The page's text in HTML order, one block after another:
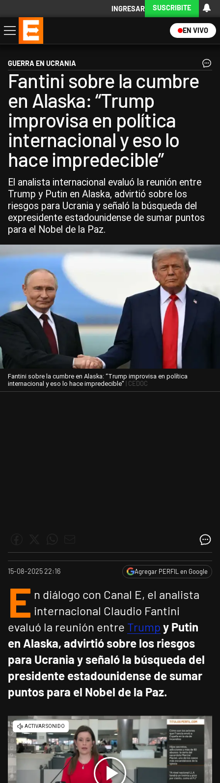
INGRESAR SUSCRIBITE
EN VIVO
Economía
Política
Internacional
Actualidad
Descargá la App
GUERRA EN UCRANIA
Fantini sobre la cumbre
en Alaska: “Trump
improvisa en política
internacional y eso lo
hace impredecible”
El analista internacional evaluó la reunión entre
Trump y Putin en Alaska, advirtió sobre los
riesgos para Ucrania y señaló la búsqueda del
expresidente estadounidense de sumar puntos
para el Nobel de la Paz.
Fantini sobre la cumbre en Alaska: “Trump improvisa en política
internacional y eso lo hace impredecible” | CEDOC
15-08-2025 22:16 Agregar PERFIL en Google
E n diálogo con Canal E, el analista
internacional Claudio Fantini
evaluó la reunión entre Trump y Putin
en Alaska, advirtió sobre los riesgos
para Ucrania y señaló la búsqueda del
presidente estadounidense de sumar
puntos para el Nobel de la Paz.